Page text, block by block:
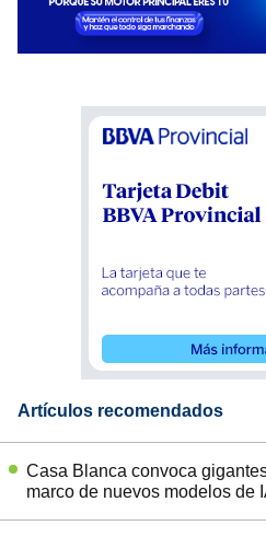
Artículos recomendados
Casa Blanca convoca
marco de nuevos modelos de